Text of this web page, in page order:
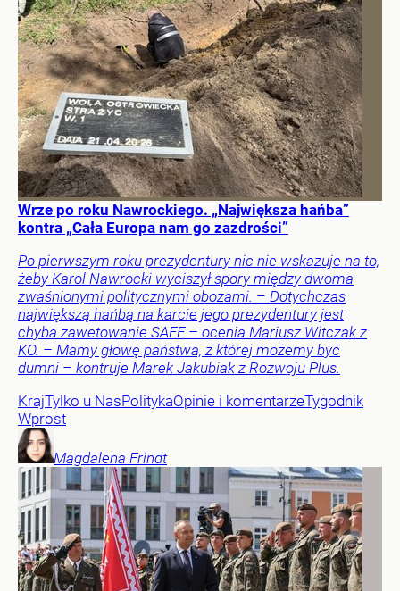
Wrze po roku Nawrockiego. „Największa hańba”
kontra „Cała Europa nam go zazdrości”
Po pierwszym roku prezydentury nic nie wskazuje na to,
żeby Karol Nawrocki wyciszył spory między dwoma
zwaśnionymi politycznymi obozami. – Dotychczas
największą hańbą na karcie jego prezydentury jest
chyba zawetowanie SAFE – ocenia Mariusz Witczak z
KO. – Mamy głowę państwa, z której możemy być
dumni – kontruje Marek Jakubiak z Rozwoju Plus.
KrajTylko u NasPolitykaOpinie i komentarzeTygodnik
Wprost
Magdalena Frindt